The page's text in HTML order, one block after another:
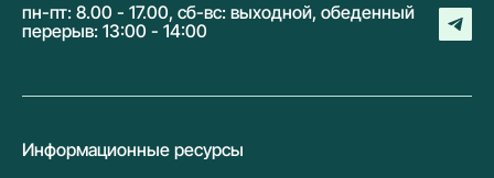
пн-пт: 8.00 - 17.00, сб-вс: выходной, обеденный
перерыв: 13:00 - 14:00
Информационные ресурсы